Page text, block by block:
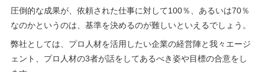
圧倒的な成果が、依頼された仕事に対して100％、あるいは70％
なのかというのは、基準を決めるのが難しいといえるでしょう。
弊社としては、プロ人材を活用したい企業の経営陣と我々エージ
ェント、プロ人材の3者が話をしてあるべき姿や目標の合意をし